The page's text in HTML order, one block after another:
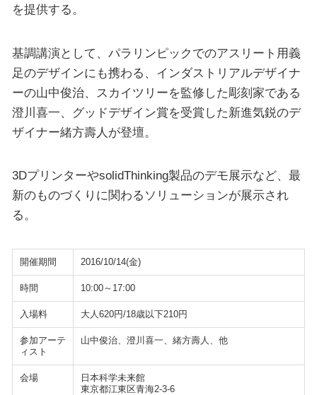
を提供する。
基調講演として、パラリンピックでのアスリート用義
足のデザインにも携わる、インダストリアルデザイナ
ーの山中俊治、スカイツリーを監修した彫刻家である
澄川喜一、グッドデザイン賞を受賞した新進気鋭のデ
ザイナー緒方壽人が登壇。
3DプリンターやsolidThinking製品のデモ展示など、最
新のものづくりに関わるソリューションが展示され
る。
開催期間 2016/10/14(金)
時間 10:00～17:00
入場料 大人620円/18歳以下210円
参加アーテ
ィスト
山中俊治、澄川喜一、緒方壽人、他
会場
日本科学未来館
東京都江東区青海2-3-6